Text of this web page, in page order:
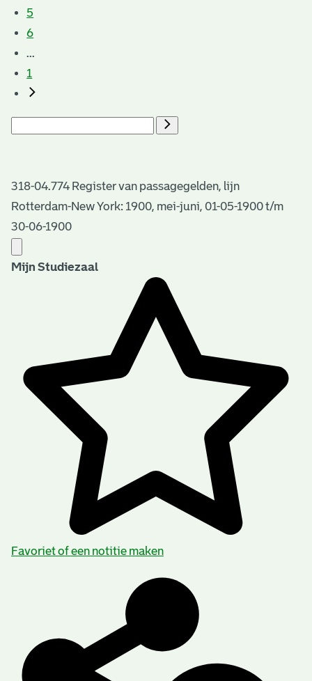
5
6
...
1
318-04.774 Register van passagegelden, lijn
Rotterdam-New York: 1900, mei-juni, 01-05-1900 t/m
30-06-1900
Mijn Studiezaal
Favoriet of een notitie maken